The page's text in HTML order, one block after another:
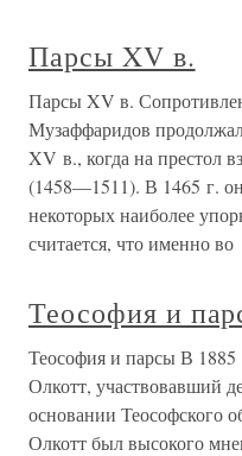
Парсы XV в.
Парсы XV в.
Музаффаридов
XV в., когда на престол
(1458—1511). В 1465 г.
некоторых наиболее
считается, что именно во
Теософия и
Теософия и парсы В
Олкотт, участвовавший
основании Теософского
Олкотт был высокого